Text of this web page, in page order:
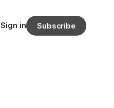
Sign in Subscribe